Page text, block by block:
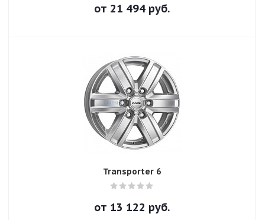
от 21 494 руб.
Transporter 6
от 13 122 руб.